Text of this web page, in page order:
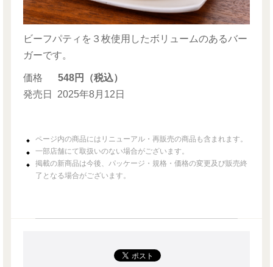
ビーフパティを３枚使用したボリュームのあるバー
ガーです。
価格
548円（税込）
発売日
2025年8月12日
ページ内の商品にはリニューアル・再販売の商品も含まれます。
一部店舗にて取扱いのない場合がございます。
掲載の新商品は今後、パッケージ・規格・価格の変更及び販売終
了となる場合がございます。